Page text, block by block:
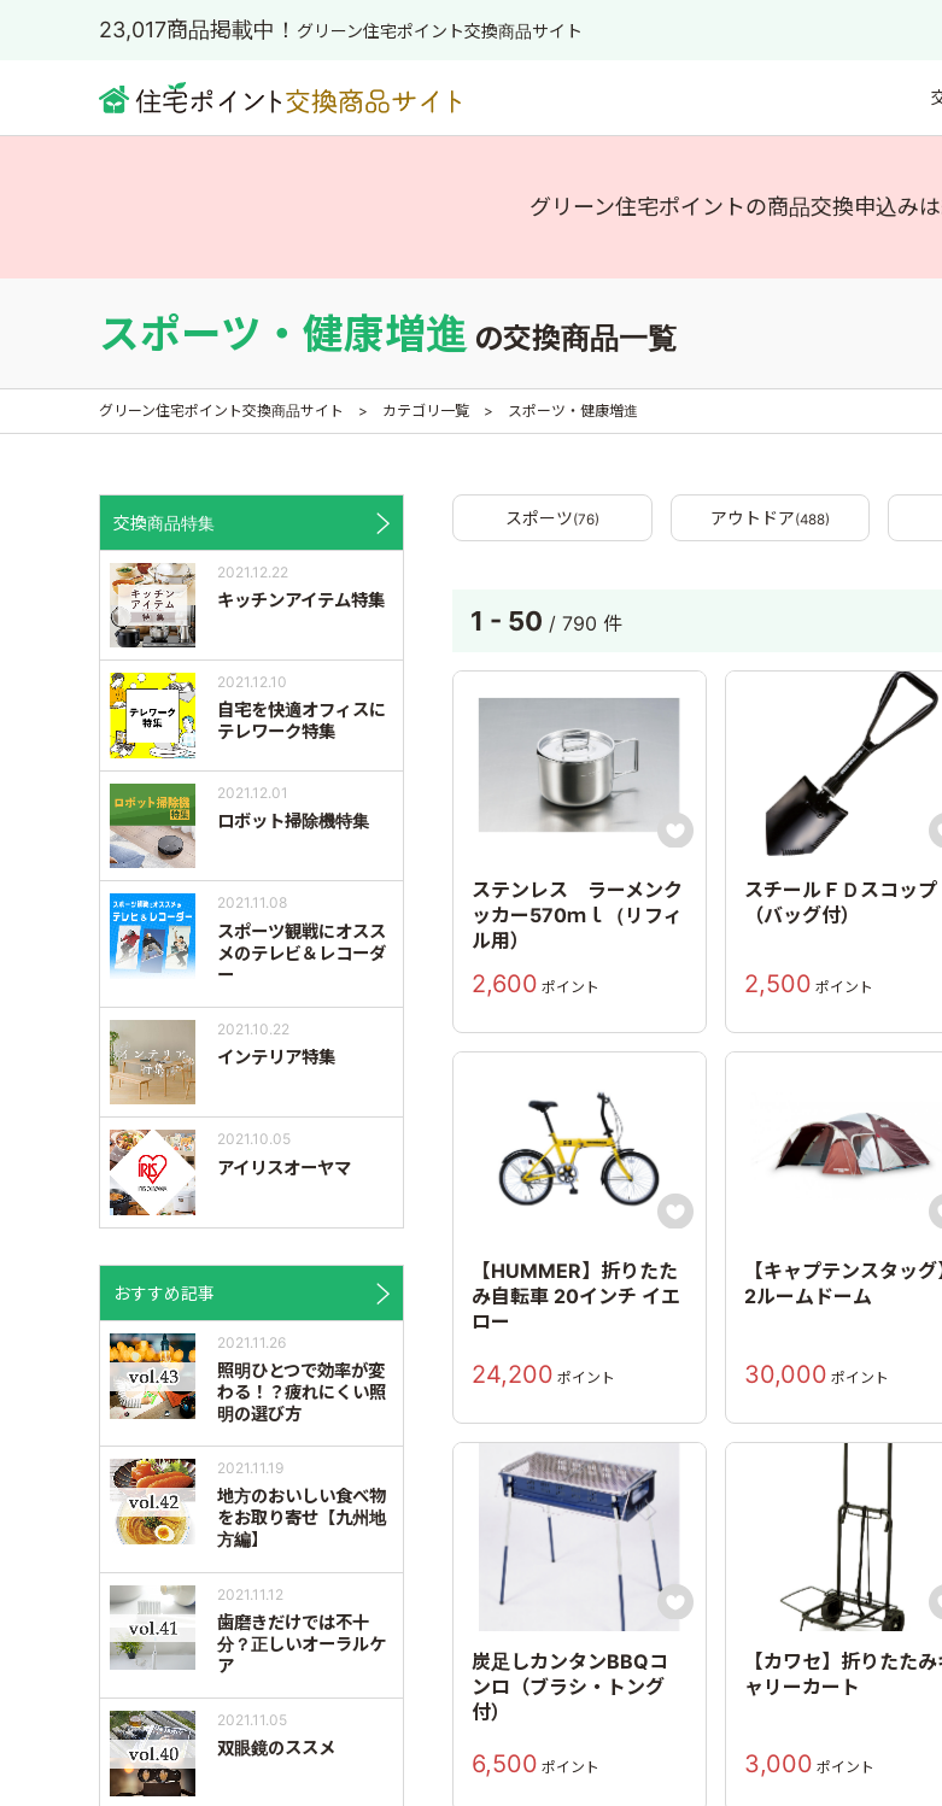
23,017商品掲載中！ グリーン住宅ポイント交換商品サイト
グリーン住宅ポイントの商品交換申込みは
スポーツ・健康増進 の交換商品一覧
グリーン住宅ポイント交換商品サイト カテゴリ一覧 スポーツ・健康増進
スポーツ(76) アウトドア(488)
1 - 50 / 790 件

ステンレス ラーメンク
ッカー570ｍｌ（リフィ
ル用）
2,600 ポイント
スチールＦＤスコップ
（バッグ付）
2,500 ポイント

【HUMMER】折りたた
み自転車 20インチ イエ
ロー
24,200 ポイント
【キャプテンスタッグ
2ルームドーム
30,000 ポイント

炭足しカンタンBBQコ
ンロ（ブラシ・トング
付）
6,500 ポイント
【カワセ】折りたたみ
ャリーカート
3,000 ポイント
交換商品特集
2021.12.22
キッチンアイテム特集
2021.12.10
自宅を快適オフィスに
テレワーク特集
2021.12.01
ロボット掃除機特集
2021.11.08
スポーツ観戦にオスス
メのテレビ＆レコーダ
ー
2021.10.22
インテリア特集
2021.10.05
アイリスオーヤマ
おすすめ記事
2021.11.26
照明ひとつで効率が変
わる！？疲れにくい照
明の選び方
2021.11.19
地方のおいしい食べ物
をお取り寄せ【九州地
方編】
2021.11.12
歯磨きだけでは不十
分？正しいオーラルケ
ア
2021.11.05
双眼鏡のススメ